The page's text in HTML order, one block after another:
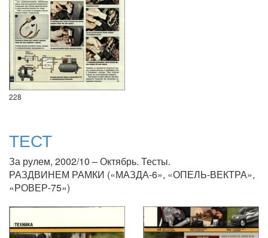
228
ТЕСТ
За рулем, 2002/10 – Октябрь. Тесты.
РАЗДВИНЕМ РАМКИ («МАЗДА-6», «ОПЕЛЬ-ВЕКТРА»,
«РОВЕР-75»)